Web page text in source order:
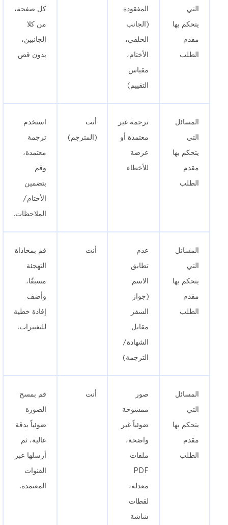
التي
يتحكم بها
مقدم
الطلب
المفقودة
(الجانب
الخلفي،
الأختام،
مقياس
التقييم)
كل صفحة،
من كلا
الجانبين،
بدون قص.
المسائل
التي
يتحكم بها
مقدم
الطلب
ترجمة غير
معتمدة أو
عرضة
للأخطاء
أنت
(المترجم)
استخدم
ترجمة
معتمدة،
وقم
بتضمين
الأختام/
الملاحظات.
المسائل
التي
يتحكم بها
مقدم
الطلب
عدم
تطابق
الاسم
(جواز
السفر
مقابل
الشهادة/
الترجمة)
أنت
قم بمحاذاة
التهجئة
مسبقًا،
وأضف
إفادة خطية
للتغييرات.
المسائل
التي
يتحكم بها
مقدم
الطلب
صور
ممسوحة
ضوئياً غير
واضحة،
ملفات
PDF
معدلة،
لقطات
شاشة
أنت
قم بمسح
الصورة
ضوئياً بدقة
عالية، ثم
أرسلها عبر
القنوات
المعتمدة.